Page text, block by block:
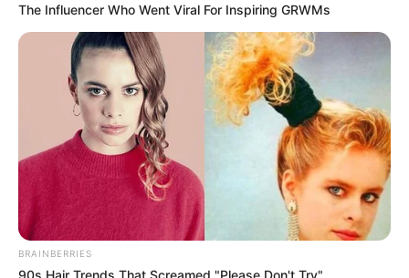
Instituto de Bienestar
Familiar
Crédito: Instituto de Bienestar
Familiar
Lea También:Loncheras prácticas, saludables y
amables con su bolsillo
¿Qué son los Hogares Comunitarios
de Bienestar Familiar?
The Influencer Who Went Viral For Inspiring GRWMs
BRAINBERRIES